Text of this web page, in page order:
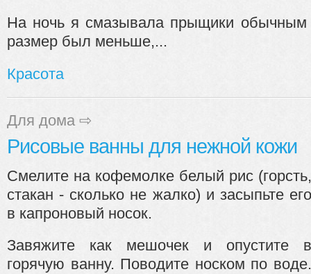
На ночь я смазывала прыщики обычным
размер был меньше,...
Красота
Для дома ⇨
Рисовые ванны для нежной кожи
Смелите на кофемолке белый рис (горсть,
стакан - сколько не жалко) и засыпьте его
в капроновый носок.
Завяжите как мешочек и опустите в
горячую ванну. Поводите носком по воде.